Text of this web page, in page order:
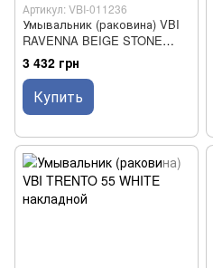
Артикул: VBI-011236
Умывальник (раковина) VBI
RAVENNA BEIGE STONE
GLOSSY накладной
3 432 грн
Купить